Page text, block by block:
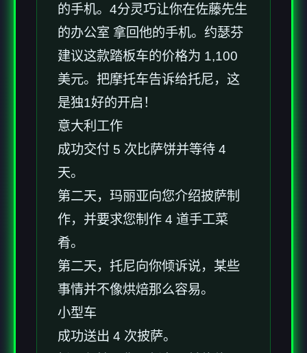
的手机。4分灵巧让你在佐藤先生
的办公室 拿回他的手机。约瑟芬
建议这款踏板车的价格为 1,100
美元。把摩托车告诉给托尼，这
是独1好的开启！
意大利工作
成功交付 5 次比萨饼并等待 4
天。
第二天，玛丽亚向您介绍披萨制
作，并要求您制作 4 道手工菜
肴。
第二天，托尼向你倾诉说，某些
事情并不像烘焙那么容易。
小型车
成功送出 4 次披萨。